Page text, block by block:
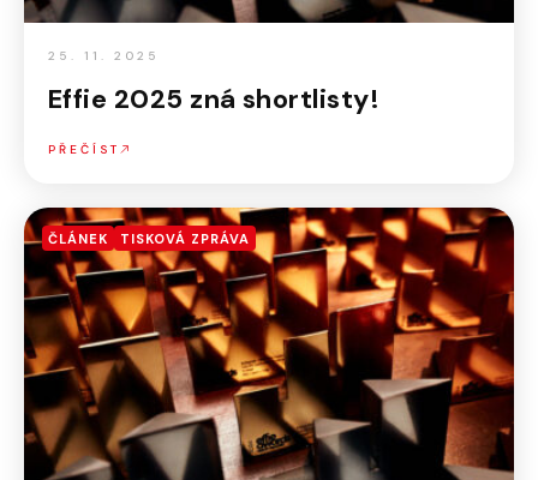
25. 11. 2025
Effie 2025 zná shortlisty!
PŘEČÍST
ČLÁNEK TISKOVÁ ZPRÁVA